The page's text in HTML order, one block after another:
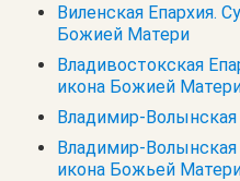
Виленская Епархия.
Божией Матери
Владивостокская
икона Божией
Владимир-Волынская
Владимир-Волынская
икона Божьей